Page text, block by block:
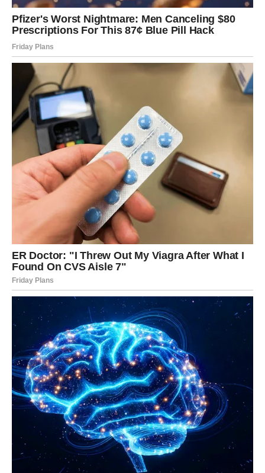
U ljubavi:flert koji postaje ozbiljniji nego što si mislio.
Na šta paziš:na bežanje od obaveze – jer sreća ti dolazi
kada ostaneš dosledan.
Ključ sreće:
JARAC – SREĆA KROZ NOVAC,
NAGRADU I POTVRDU
Jarac u prvoj polovini marta može doživeti finansijski ili
poslovni pomak koji mu vraća veru da se trud isplati.
Sreća ti dolazi kao potvrda – ne kao poklon.
Gde dolazi sreća:kroz posao, stabilnost, dogovor,
priznanje i finansije.
U ljubavi:ozbiljan razgovor, sigurnost, osećaj da nisi sam
u planovima.
Na šta paziš:na tvrdoglavost i zatvaranje emocija.
Ključ sreće:
radim.”
VODOLIJA – SREĆA KROZ
IZNENAĐENJE I NOVI PRAVAC
Vodolija do sredine marta dobija iznenađenje. To može
biti poruka, poziv, nova prilika ili neočekivana ponuda.
Sreća ti dolazi kroz promenu plana – i kroz to što shvatiš
da je promenu ponekad trebalo prihvatiti ranije.
Gde dolazi sreća: kroz nove ideje, kontakte i